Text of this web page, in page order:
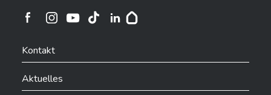
Ville de Differdange sur Instagram
Kontakt
Aktuelles